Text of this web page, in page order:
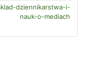
dziennikarstwa-i-
nauk-o-mediach